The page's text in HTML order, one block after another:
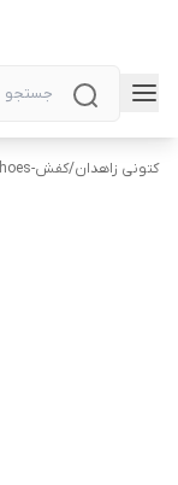
کتونی زاهدان/کفش-shoes